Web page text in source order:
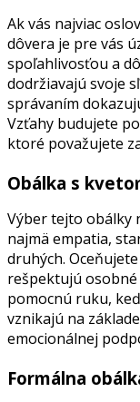
Ak vás najviac
dôvera je pre vás
spoľahlivosťou a
dodržiavajú svoje
správaním
Vzťahy budujete
ktoré považujete
Obálka s
Výber tejto obálky
najmä empatia,
druhých.
rešpektujú
pomocnú ruku,
vznikajú na
emocionálnej
Formálna